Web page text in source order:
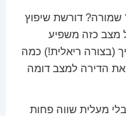
שמורה? דורשת שיפוץ
מצב כזה משפיע
(בצורה ריאלית!) כמה
את הדירה למצב דומה
מעלית שווה פחות